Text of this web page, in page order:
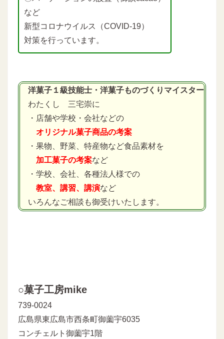
など
新型コロナウイルス（COVID-19）
対策を行っています。
洋菓子１級技能士・洋菓子ものづくりマイスター
わたくし 三宅崇に
・店舗や学校・会社などの
オリジナル菓子商品の考案
・果物、野菜、特産物など食品素材を
加工菓子の考案など
・学校、会社、各種法人様での
教室、講習、講演など
いろんなご相談も御受けいたします。
○菓子工房mike
739-0024
広島県東広島市西条町御薗宇6035
コンチェルト御薗宇1階